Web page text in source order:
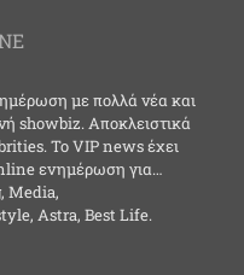
με πολλά νέα και
showbiz. Αποκλειστικά
Το VIP news έχει
ενημέρωση για…
Media,
Astra, Best Life.